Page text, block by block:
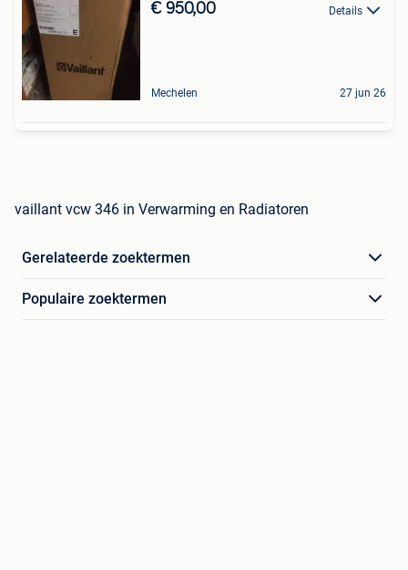
€ 950,00 Details
Mechelen 27 jun 26
vaillant vcw 346 in Verwarming en Radiatoren
Gerelateerde zoektermen
Populaire zoektermen